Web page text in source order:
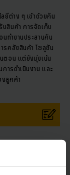
ยีต่าง ๆ เข้าด้วยกัน
สินค้า การจัดเก็บ
ทำงานประสานกัน
รคลังสินค้า โซลูชัน
ตอน แต่ยังมุ่งเน้น
ารดำเนินงาน และ
ลูกค้า